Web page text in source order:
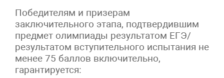
Победителям и призерам
заключительного этапа, подтвердившим
предмет олимпиады результатом ЕГЭ/
результатом вступительного испытания не
менее 75 баллов включительно,
гарантируется: